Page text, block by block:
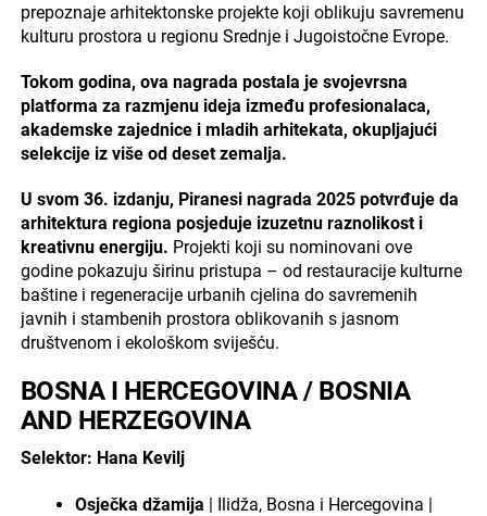
prepoznaje arhitektonske projekte koji oblikuju savremenu
kulturu prostora u regionu Srednje i Jugoistočne Evrope.
Tokom godina, ova nagrada postala je svojevrsna
platforma za razmjenu ideja između profesionalaca,
akademske zajednice i mladih arhitekata, okupljajući
selekcije iz više od deset zemalja.
U svom 36. izdanju, Piranesi nagrada 2025 potvrđuje da
arhitektura regiona posjeduje izuzetnu raznolikost i
kreativnu energiju. Projekti koji su nominovani ove
godine pokazuju širinu pristupa – od restauracije kulturne
baštine i regeneracije urbanih cjelina do savremenih
javnih i stambenih prostora oblikovanih s jasnom
društvenom i ekološkom sviješću.
BOSNA I HERCEGOVINA / BOSNIA
AND HERZEGOVINA
Selektor: Hana Kevilj
Osječka džamija | Ilidža, Bosna i Hercegovina |